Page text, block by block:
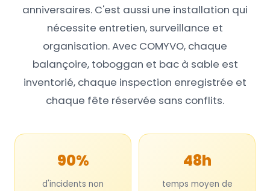
anniversaires. C'est aussi une installation qui
nécessite entretien, surveillance et
organisation. Avec COMYVO, chaque
balançoire, toboggan et bac à sable est
inventorié, chaque inspection enregistrée et
chaque fête réservée sans conflits.
90%
d'incidents non
48h
temps moyen de